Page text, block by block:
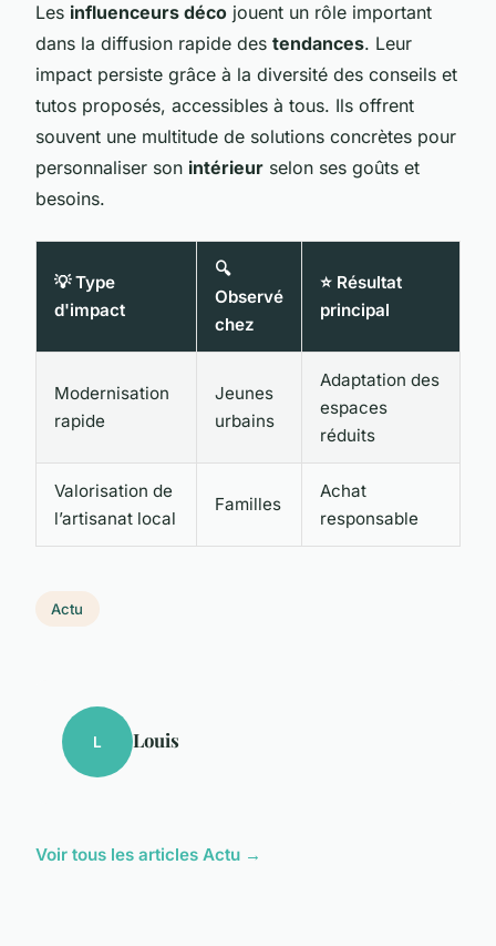
Les influenceurs déco jouent un rôle important
dans la diffusion rapide des tendances. Leur
impact persiste grâce à la diversité des conseils et
tutos proposés, accessibles à tous. Ils offrent
souvent une multitude de solutions concrètes pour
personnaliser son intérieur selon ses goûts et
besoins.
💡 Type
d'impact
🔍
Observé
chez
⭐ Résultat
principal
Modernisation
rapide
Jeunes
urbains
Adaptation des
espaces
réduits
Valorisation de
l’artisanat local
Familles
Achat
responsable
Actu
L Louis
Voir tous les articles Actu →